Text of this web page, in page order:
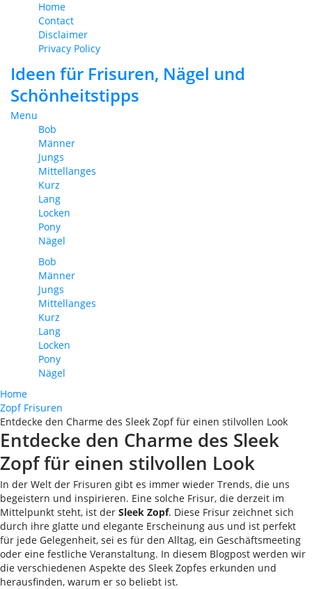
Home
Contact
Disclaimer
Privacy Policy
Ideen für Frisuren, Nägel und
Schönheitstipps
Menu
Bob
Männer
Jungs
Mittellanges
Kurz
Lang
Locken
Pony
Nägel
Bob
Männer
Jungs
Mittellanges
Kurz
Lang
Locken
Pony
Nägel
Home
Zopf Frisuren
Entdecke den Charme des Sleek Zopf für einen stilvollen Look
Entdecke den Charme des Sleek
Zopf für einen stilvollen Look
In der Welt der Frisuren gibt es immer wieder Trends, die uns
begeistern und inspirieren. Eine solche Frisur, die derzeit im
Mittelpunkt steht, ist der Sleek Zopf. Diese Frisur zeichnet sich
durch ihre glatte und elegante Erscheinung aus und ist perfekt
für jede Gelegenheit, sei es für den Alltag, ein Geschäftsmeeting
oder eine festliche Veranstaltung. In diesem Blogpost werden wir
die verschiedenen Aspekte des Sleek Zopfes erkunden und
herausfinden, warum er so beliebt ist.